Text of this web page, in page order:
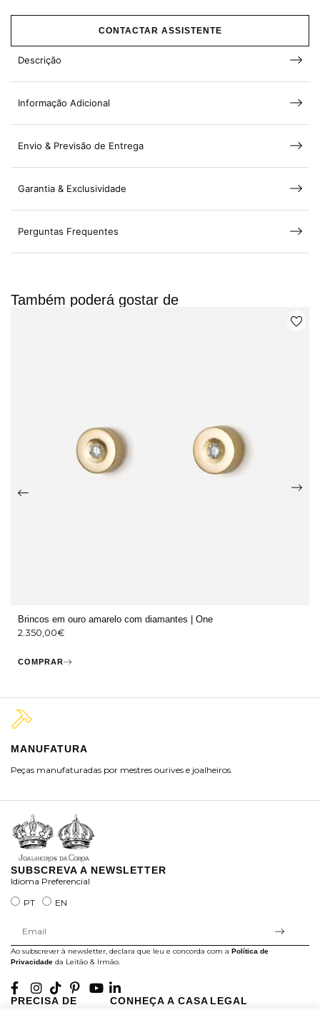
CONTACTAR ASSISTENTE
Descrição
Informação Adicional
Envio & Previsão de Entrega
Garantia & Exclusividade
Perguntas Frequentes
Também poderá gostar de
Brincos em ouro amarelo com diamantes | One
2.350,00€
COMPRAR
MANUFATURA
Peças manufaturadas por mestres ourives e joalheiros.
SUBSCREVA A NEWSLETTER
Idioma Preferencial
PT
EN
Ao subscrever à newsletter, declara que leu e concorda com a Política de
Privacidade da Leitão & Irmão.
PRECISA DE
CONHEÇA A CASA LEGAL